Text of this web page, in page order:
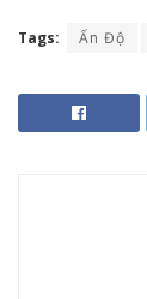
Tags: Ấn Độ